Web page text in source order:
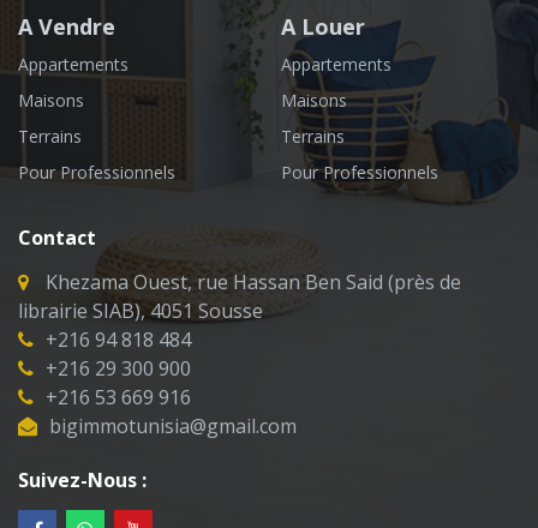
A Vendre
Appartements
Maisons
Terrains
Pour Professionnels
A Louer
Appartements
Maisons
Terrains
Pour Professionnels
Contact
Khezama Ouest, rue Hassan Ben Said (près de
librairie SIAB), 4051 Sousse
+216 94 818 484
+216 29 300 900
+216 53 669 916
bigimmotunisia@gmail.com
Suivez-Nous :